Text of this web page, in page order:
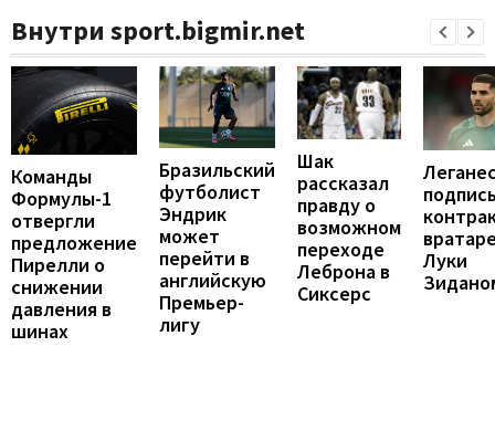
Внутри sport.bigmir.net
Команды
Формулы-1
отвергли
предложение
Пирелли о
снижении
давления в
шинах
Бразильский
футболист
Эндрик
может
перейти в
английскую
Премьер-
лигу
Шак
рассказал
правду о
возможном
переходе
Леброна в
Сиксерс
Луки